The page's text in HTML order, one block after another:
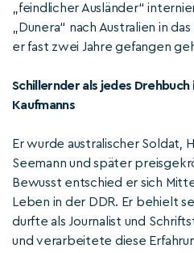
„feindlicher Ausländer“
„Dunera“ nach Australien in
er fast zwei Jahre gefangen
Schillernder als jedes
Kaufmanns
Er wurde australischer Soldat,
Seemann und später
Bewusst entschied er sich
Leben in der DDR. Er behielt
durfte als Journalist und
und verarbeitete diese